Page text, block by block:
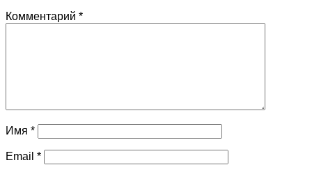
Комментарий *
Имя *
Email *